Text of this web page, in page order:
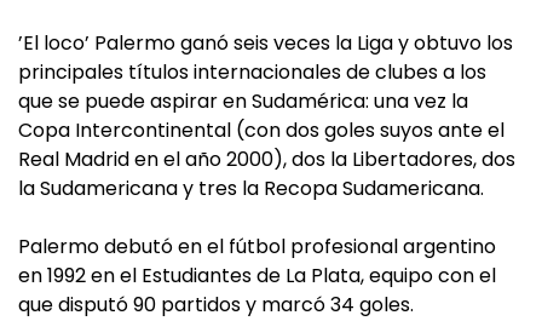
’El loco’ Palermo ganó seis veces la Liga y obtuvo los
principales títulos internacionales de clubes a los
que se puede aspirar en Sudamérica: una vez la
Copa Intercontinental (con dos goles suyos ante el
Real Madrid en el año 2000), dos la Libertadores, dos
la Sudamericana y tres la Recopa Sudamericana.
Palermo debutó en el fútbol profesional argentino
en 1992 en el Estudiantes de La Plata, equipo con el
que disputó 90 partidos y marcó 34 goles.